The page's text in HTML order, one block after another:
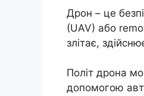
Дрон – це
(UAV) або
злітає,
Політ дрона
допомогою